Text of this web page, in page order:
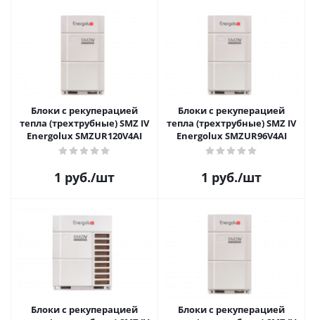
Блоки с рекуперацией
тепла (трехтрубные) SMZ IV
Energolux SMZUR120V4AI
1 руб./шт
Блоки с рекуперацией
тепла (трехтрубные) SMZ IV
Energolux SMZUR96V4AI
1 руб./шт
Блоки с рекуперацией
Блоки с рекуперацией